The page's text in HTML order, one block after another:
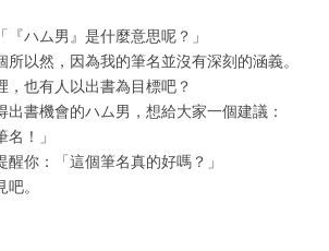
ハム男』是什麼意思呢？」
所以然，因為我的筆名並沒有深刻的涵義。
，也有人以出書為目標吧？
出書機會的ハム男，想給大家一個建議：
名！」
你：「這個筆名真的好嗎？」
。